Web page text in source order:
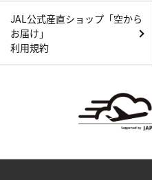
JAL公式産直ショップ「空から
お届け」
利用規約